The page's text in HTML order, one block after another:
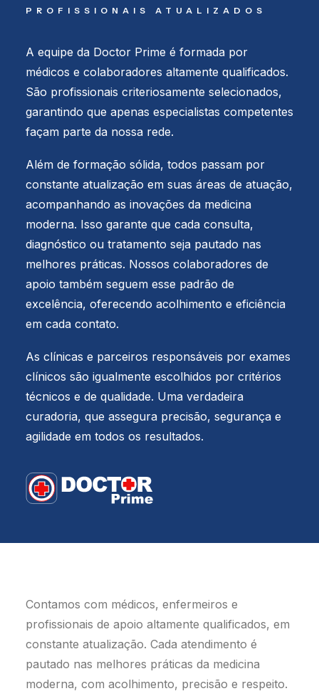
PROFISSIONAIS ATUALIZADOS
A equipe da Doctor Prime é formada por
médicos e colaboradores altamente qualificados.
São profissionais criteriosamente selecionados,
garantindo que apenas especialistas competentes
façam parte da nossa rede.
Além de formação sólida, todos passam por
constante atualização em suas áreas de atuação,
acompanhando as inovações da medicina
moderna. Isso garante que cada consulta,
diagnóstico ou tratamento seja pautado nas
melhores práticas. Nossos colaboradores de
apoio também seguem esse padrão de
excelência, oferecendo acolhimento e eficiência
em cada contato.
As clínicas e parceiros responsáveis por exames
clínicos são igualmente escolhidos por critérios
técnicos e de qualidade. Uma verdadeira
curadoria, que assegura precisão, segurança e
agilidade em todos os resultados.
Contamos com médicos, enfermeiros e
profissionais de apoio altamente qualificados, em
constante atualização. Cada atendimento é
pautado nas melhores práticas da medicina
moderna, com acolhimento, precisão e respeito.